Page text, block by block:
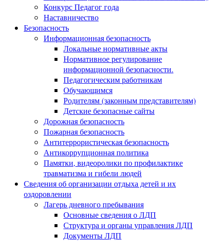
Конкурс Педагог года
Наставничество
Безопасность
Информационная безопасность
Локальные нормативные акты
Нормативное регулирование
информационной безопасности.
Педагогическим работникам
Обучающимся
Родителям (законным представителям)
Детские безопасные сайты
Дорожная безопасность
Пожарная безопасность
Антитеррористическая безопасность
Антикоррупционная политика
Памятки, видеоролики по профилактике
травматизма и гибели людей
Сведения об организации отдыха детей и их
оздоровлении
Лагерь дневного пребывания
Основные сведения о ЛДП
Структура и органы управления ЛДП
Документы ЛДП